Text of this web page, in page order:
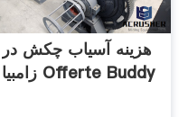
هزینه آسیاب چکش در
زامبیا Offerte Buddy